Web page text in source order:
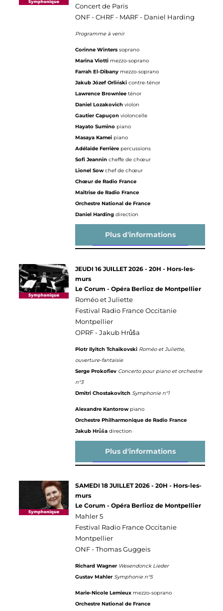
Concert de Paris
ONF - CHRF - MARF - Daniel Harding
Programme à venir
Corinne Winters soprano
Marina Viotti mezzo-soprano
Farrah El-Dibany mezzo-soprano
Jakub Józef Orliński contre-ténor
Lawrence Brownlee ténor
Daniel Lozakovich violon
Gautier Capuçonvioloncelle
Hayato Sumino piano
Masaya Kamei piano
Adélaïde Ferrière percussions
Sofi Jeannin cheffe de chœur
Lionel Sowchef de chœur
Chœur de Radio France
Maîtrise de Radio France
Orchestre National de France
Daniel Hardingdirection
Plus d'informations
JEUDI 16 JUILLET 2026 - 20H - Hors-les-
murs
Le Corum - Opéra Berlioz de Montpellier
Roméo et Juliette
Festival Radio France Occitanie
Montpellier
OPRF - Jakub Hrůša
Piotr Ilyitch Tchaïkovski Roméo et Juliette,
ouverture-fantaisie
Serge Prokofiev Concerto pour piano et orchestre
n°3
Dmitri Chostakovitch Symphonie n°1
Alexandre Kantorowpiano
Orchestre Philharmonique de Radio France
Jakub Hrůšadirection
Plus d'informations
SAMEDI 18 JUILLET 2026 - 20H- Hors-les-
murs
Le Corum - Opéra Berlioz de Montpellier
Mahler 5
Festival Radio France Occitanie
Montpellier
ONF - Thomas Guggeis
Richard Wagner Wesendonck Lieder
Gustav Mahler Symphonie n°5
Marie-Nicole Lemieux mezzo-soprano
Orchestre National de France